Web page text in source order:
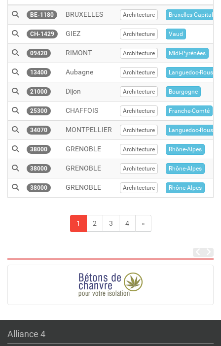
BE-1180 BRUXELLES Architecture Bruxelles Capitale
CH-1429 GIEZ Architecture Vaud
09420 RIMONT Architecture Midi-Pyrénées
13400 Aubagne Architecture Languedoc-
21000 Dijon Architecture Bourgogne
25300 CHAFFOIS Architecture Franche-Comté
34070 MONTPELLIER Architecture Languedoc-
38000 GRENOBLE Architecture Rhône-Alpes
38000 GRENOBLE Architecture Rhône-Alpes
38000 GRENOBLE Architecture Rhône-Alpes
1 2 3 4 »
Alliance 4